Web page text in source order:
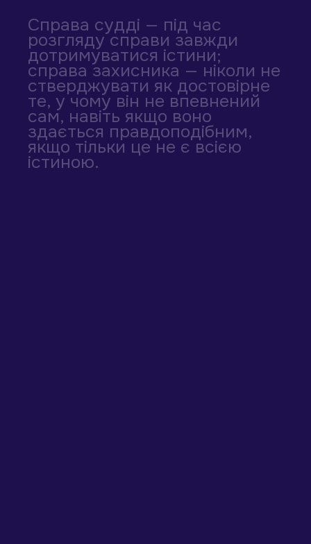
Справа судді — під час
розгляду справи завжди
дотримуватися істини;
справа захисника — ніколи не
стверджувати як достовірне
те, у чому він не впевнений
сам, навіть якщо воно
здається правдоподібним,
якщо тільки це не є всією
істиною.